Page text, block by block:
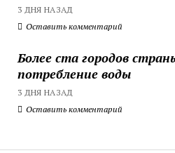
3 ДНЯ НАЗАД
Оставить комментарий
Более ста городов
потребление воды
3 ДНЯ НАЗАД
Оставить комментарий